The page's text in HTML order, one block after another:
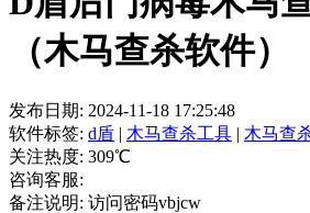
（木马查杀软件）
发布日期: 2024-11-18 17:25:48
软件标签: d盾 | 木马查杀工具 | 木马查
关注热度: 309℃
咨询客服:
备注说明: 访问密码vbjcw